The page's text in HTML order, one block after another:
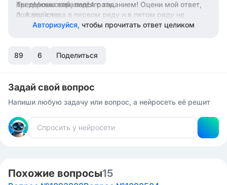
предЫюньский, подЫграть.
А вот слова в первом ряду и в пятом ряду не
удовлетворяют условию задачи, так как в них
Ты хорошо справился с заданием! Оцени мой ответ,
пожалуйста.
Авторизуйся, чтобы прочитать ответ целиком
89 6 Поделиться
Задай свой вопрос
Напиши любую задачу или вопрос, а нейросеть её решит
Похожие вопросы15